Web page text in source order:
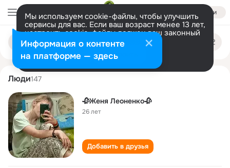
Войти
Мы используем cookie-файлы, чтобы улучшить
сервисы для вас. Если ваш возраст менее 13 лет,
настроить cookie-файлы должен ваш законный
представитель. Больше информации
Разрешить все Настроить
Поиск
людям
evgeniy leonenko
Люди147
🥀Женя Леоненко🥀
26 лет
Добавить в друзья
Информация о контенте
на платформе — здесь